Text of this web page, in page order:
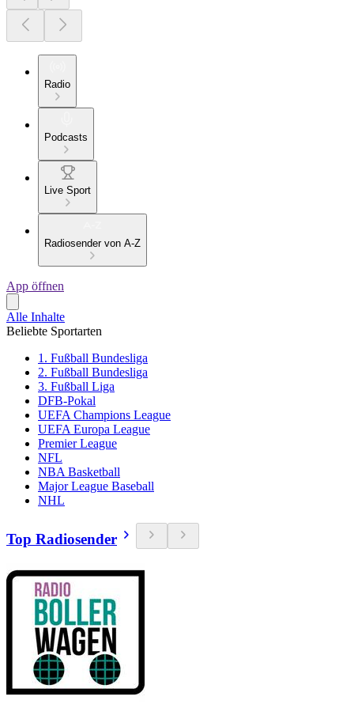
Radio
Podcasts
Live Sport
Radiosender von A-Z
App öffnen
Alle Inhalte
Beliebte Sportarten
1. Fußball Bundesliga
2. Fußball Bundesliga
3. Fußball Liga
DFB-Pokal
UEFA Champions League
UEFA Europa League
Premier League
NFL
NBA Basketball
Major League Baseball
NHL
Top Radiosender